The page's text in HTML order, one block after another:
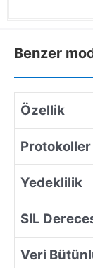
Benzer
Özellik
Protokoller
Yedeklilik
SIL
Veri